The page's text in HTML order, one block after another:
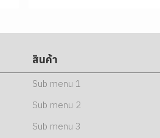
สินค้า
Sub menu 1
Sub menu 2
Sub menu 3